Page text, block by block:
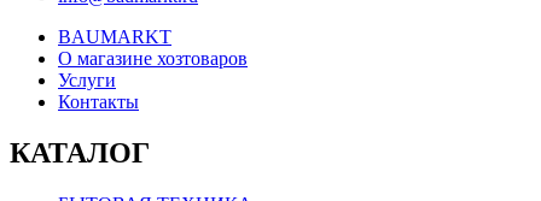
BAUMARKT
О магазине хозтоваров
Услуги
Контакты
КАТАЛОГ